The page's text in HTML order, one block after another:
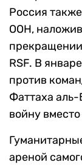
Россия
ООН,
RSF. В
против
Фаттаха аль-
войну
ареной